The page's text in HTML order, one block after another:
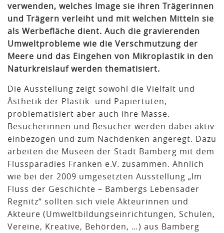
verwenden, welches Image sie ihren Trägerinnen
und Trägern verleiht und mit welchen Mitteln sie
als Werbefläche dient. Auch die gravierenden
Umweltprobleme wie die Verschmutzung der
Meere und das Eingehen von Mikroplastik in den
Naturkreislauf werden thematisiert.
Die Ausstellung zeigt sowohl die Vielfalt und
Ästhetik der Plastik- und Papiertüten,
problematisiert aber auch ihre Masse.
Besucherinnen und Besucher werden dabei aktiv
einbezogen und zum Nachdenken angeregt. Dazu
arbeiten die Museen der Stadt Bamberg mit dem
Flussparadies Franken e.V. zusammen. Ähnlich
wie bei der 2009 umgesetzten Ausstellung „Im
Fluss der Geschichte – Bambergs Lebensader
Regnitz“ sollten sich viele Akteurinnen und
Akteure (Umweltbildungseinrichtungen, Schulen,
Vereine, Kreative, Behörden, …) aus Bamberg